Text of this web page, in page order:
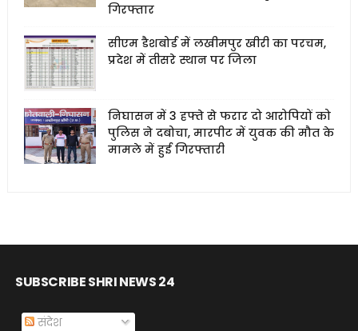
गिरफ्तार
सीएम डैशबोर्ड में लखीमपुर खीरी का परचम,
प्रदेश में तीसरे स्थान पर जिला
निघासन में 3 हफ्ते से फरार दो आरोपियों को
पुलिस ने दबोचा, मारपीट में युवक की मौत के
मामले में हुई गिरफ्तारी
SUBSCRIBE SHRI NEWS 24
संदेश